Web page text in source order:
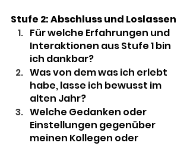
Stufe 2: Abschluss und Loslassen
Für welche Erfahrungen und
Interaktionen aus Stufe 1 bin
ich dankbar?
Was von dem was ich erlebt
habe, lasse ich bewusst im
alten Jahr?
Welche Gedanken oder
Einstellungen gegenüber
meinen Kollegen oder